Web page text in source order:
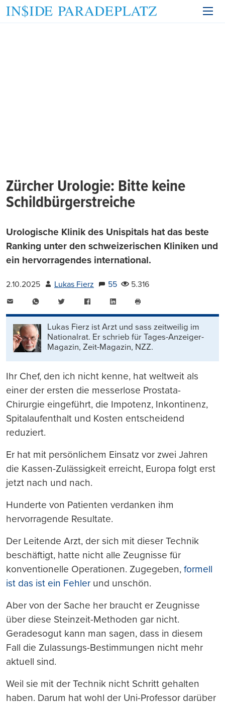
Zürcher Urologie: Bitte keine
Schildbürgerstreiche
Urologische Klinik des Unispitals hat das beste
Ranking unter den schweizerischen Kliniken und
ein hervorragendes international.
2.10.2025 Lukas Fierz 55
5.316
WhatsAppTwitter FacebookLinkedIn
drucken
Lukas Fierz ist Arzt und sass zeitweilig im
Nationalrat. Er schrieb für Tages-Anzeiger-
Magazin, Zeit-Magazin, NZZ.
Ihr Chef, den ich nicht kenne, hat weltweit als
einer der ersten die messerlose Prostata-
Chirurgie eingeführt, die Impotenz, Inkontinenz,
Spitalaufenthalt und Kosten entscheidend
reduziert.
Er hat mit persönlichem Einsatz vor zwei Jahren
die Kassen-Zulässigkeit erreicht, Europa folgt erst
jetzt nach und nach.
Hunderte von Patienten verdanken ihm
hervorragende Resultate.
Der Leitende Arzt, der sich mit dieser Technik
beschäftigt, hatte nicht alle Zeugnisse für
konventionelle Operationen. Zugegeben, formell
ist das ist ein Fehler und unschön.
Aber von der Sache her braucht er Zeugnisse
über diese Steinzeit-Methoden gar nicht.
Geradesogut kann man sagen, dass in diesem
Fall die Zulassungs-Bestimmungen nicht mehr
aktuell sind.
Weil sie mit der Technik nicht Schritt gehalten
haben. Darum hat wohl der Uni-Professor darüber